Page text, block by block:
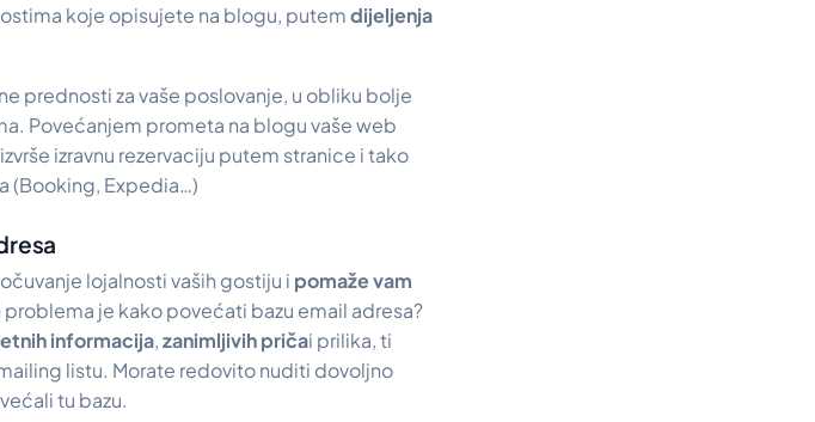
koje opisujete na blogu, putemdijeljenja
prednosti za vaše poslovanje, u obliku bolje
Povećanjem prometa na blogu vaše web
izravnu rezervaciju putem stranice i tako
(Booking, Expedia…)
lojalnosti vaših gostiju i pomaže vam
problema je kako povećati bazu email adresa?
informacija,zanimljivih pričai prilika, ti
listu. Morate redovito nuditi dovoljno
tu bazu.